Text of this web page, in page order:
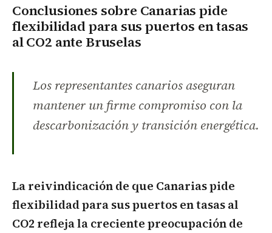
Conclusiones sobre Canarias pide
flexibilidad para sus puertos en tasas
al CO2 ante Bruselas
Los representantes canarios aseguran
mantener un firme compromiso con la
descarbonización y transición energética.
La reivindicación de que Canarias pide
flexibilidad para sus puertos en tasas al
CO2 refleja la creciente preocupación de